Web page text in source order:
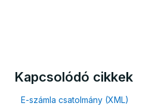
Kapcsolódó cikkek
E-számla csatolmány (XML)